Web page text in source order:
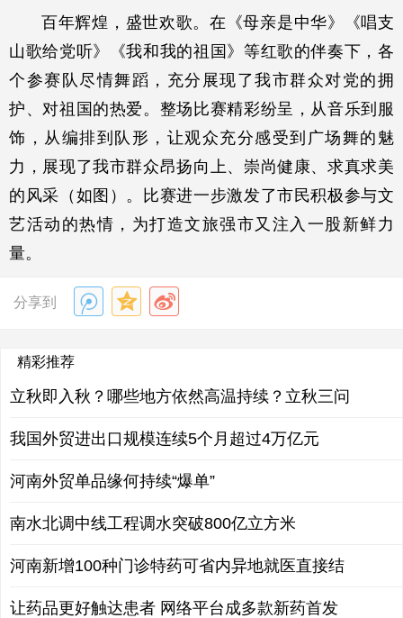
百年辉煌，盛世欢歌。在《母亲是中华》《唱支
山歌给党听》《我和我的祖国》等红歌的伴奏下，各
个参赛队尽情舞蹈，充分展现了我市群众对党的拥
护、对祖国的热爱。整场比赛精彩纷呈，从音乐到服
饰，从编排到队形，让观众充分感受到广场舞的魅
力，展现了我市群众昂扬向上、崇尚健康、求真求美
的风采（如图）。比赛进一步激发了市民积极参与文
艺活动的热情，为打造文旅强市又注入一股新鲜力
量。
分享到
精彩推荐
立秋即入秋？哪些地方依然高温持续？立秋三问
我国外贸进出口规模连续5个月超过4万亿元
河南外贸单品缘何持续“爆单”
南水北调中线工程调水突破800亿立方米
河南新增100种门诊特药可省内异地就医直接结
让药品更好触达患者 网络平台成多款新药首发